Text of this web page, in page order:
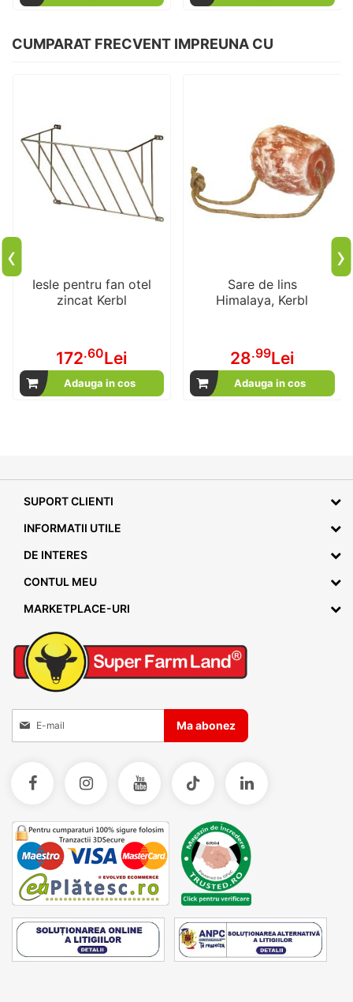
CUMPARAT FRECVENT IMPREUNA CU
Iesle pentru fan otel
zincat Kerbl
172.60Lei
Adauga in cos
Sare de lins
Himalaya, Kerbl
28.99Lei
Adauga in cos
‹ ›
SUPORT CLIENTI
INFORMATII UTILE
DE INTERES
CONTUL MEU
MARKETPLACE-URI
Inscrieti-va la Buletinele noastre informative
Ma abonez